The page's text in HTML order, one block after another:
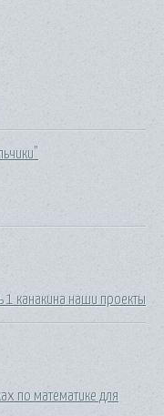
1 канакина наши проекты
по математике для